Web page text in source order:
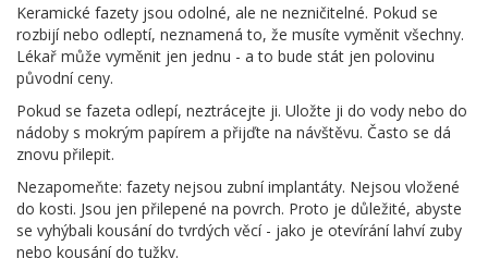
Keramické fazety jsou odolné, ale ne nezničitelné. Pokud se
rozbijí nebo odleptí, neznamená to, že musíte vyměnit všechny.
Lékař může vyměnit jen jednu - a to bude stát jen polovinu
původní ceny.
Pokud se fazeta odlepí, neztrácejte ji. Uložte ji do vody nebo do
nádoby s mokrým papírem a přijďte na návštěvu. Často se dá
znovu přilepit.
Nezapomeňte: fazety nejsou zubní implantáty. Nejsou vložené
do kosti. Jsou jen přilepené na povrch. Proto je důležité, abyste
se vyhýbali kousání do tvrdých věcí - jako je otevírání lahví zuby
nebo kousání do tužky.